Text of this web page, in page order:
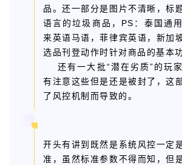
品。还一部分是图片不清晰，标
语言的垃圾商品，PS：泰国通
来英语马语，菲律宾英语，新加
选品刊登动作时针对商品的基本功
还有一大批“潜在劣质”的玩
有注意这些但是还是被封了，这
了风控机制而导致的。
开头有讲到既然是系统风控一定
准，虽然标准参数不得而知，但